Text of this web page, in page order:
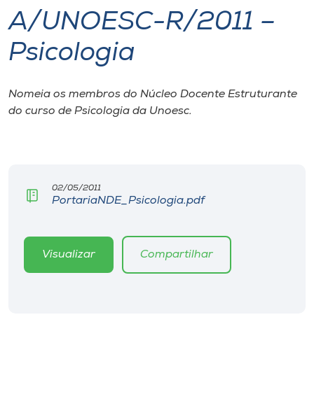
I.nova
Cultura
Biblioteca
Editora
A/UNOESC-R/2011 –
Psicologia
Nomeia os membros do Núcleo Docente Estruturante
do curso de Psicologia da Unoesc.
02/05/2011
PortariaNDE_Psicologia.pdf
Visualizar Compartilhar